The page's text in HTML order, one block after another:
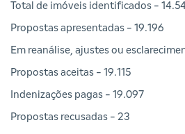
Total de imóveis identificados -
Propostas apresentadas - 19.196
Em reanálise, ajustes ou
Propostas aceitas - 19.115
Indenizações pagas - 19.097
Propostas recusadas - 23